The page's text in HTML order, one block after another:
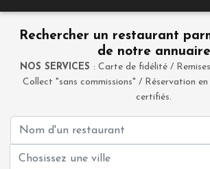
Rechercher un restaurant
de notre annuaire
NOS SERVICES : Carte de fidélité /
Collect "sans commissions" / Réservation
certifiés.